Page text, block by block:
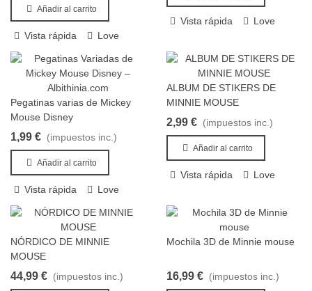
Añadir al carrito
Vista rápida Love
Vista rápida Love
Añadir al carrito
Pegatinas varias de Mickey
Mouse Disney
1,99 € (impuestos inc.)
Añadir al carrito
Vista rápida Love
Añadir al carrito
ALBUM DE STIKERS DE
MINNIE MOUSE
2,99 € (impuestos inc.)
Añadir al carrito
Vista rápida Love
Añadir al carrito
NÓRDICO DE MINNIE
MOUSE
44,99 € (impuestos inc.)
Añadir al carrito
Mochila 3D de Minnie mouse
16,99 € (impuestos inc.)